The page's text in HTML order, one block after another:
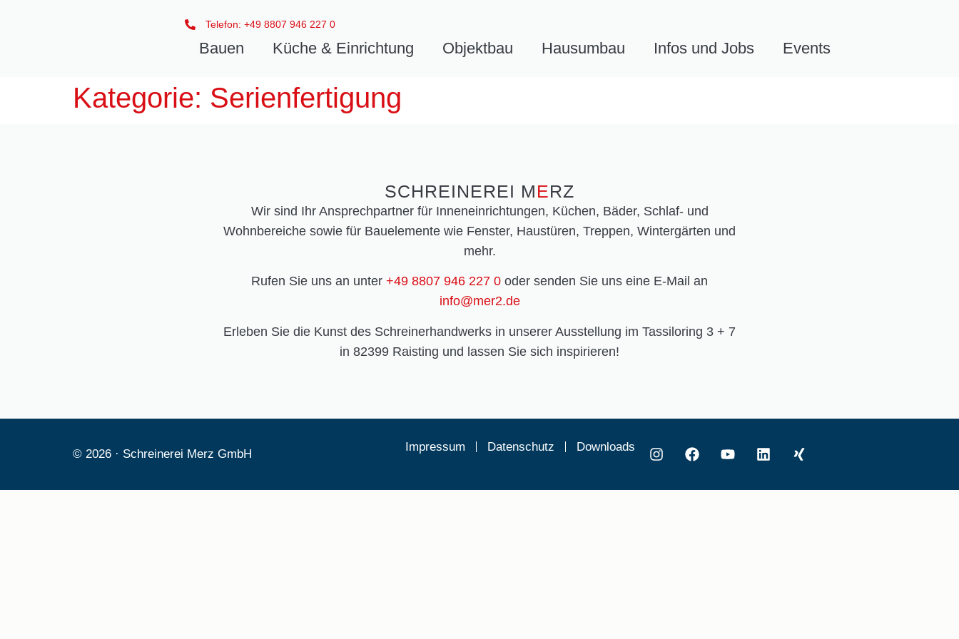
Telefon: +49 8807 946 227 0
Bauen Küche & Einrichtung Objektbau Hausumbau Infos und Jobs Events
Kategorie: Serienfertigung
SCHREINEREI MERZ
Wir sind Ihr Ansprechpartner für Inneneinrichtungen, Küchen, Bäder, Schlaf- und
Wohnbereiche sowie für Bauelemente wie Fenster, Haustüren, Treppen, Wintergärten und
mehr.
Rufen Sie uns an unter +49 8807 946 227 0 oder senden Sie uns eine E-Mail an
info@mer2.de
Erleben Sie die Kunst des Schreinerhandwerks in unserer Ausstellung im Tassiloring 3 + 7
in 82399 Raisting und lassen Sie sich inspirieren!
© 2026 · Schreinerei Merz GmbH
Impressum Datenschutz Downloads